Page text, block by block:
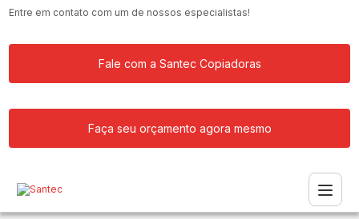
Entre em contato com um de nossos especialistas!
Fale com a Santec Copiadoras
Faça seu orçamento agora mesmo